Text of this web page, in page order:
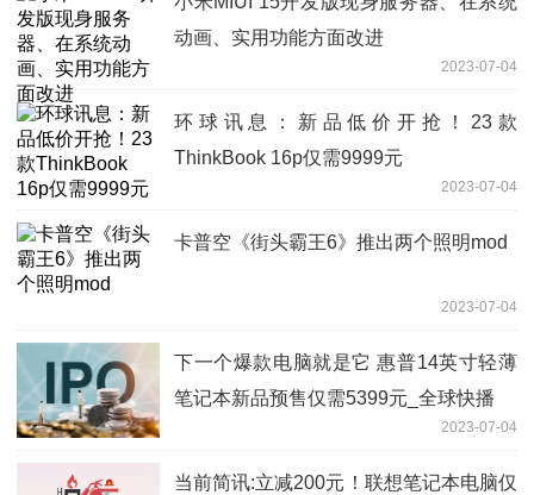
动画、实用功能方面改进
2023-07-04
环球讯息：新品低价开抢！23款
ThinkBook 16p仅需9999元
2023-07-04
卡普空《街头霸王6》推出两个照明mod
2023-07-04
下一个爆款电脑就是它 惠普14英寸轻薄
笔记本新品预售仅需5399元_全球快播
2023-07-04
当前简讯:立减200元！联想笔记本电脑仅